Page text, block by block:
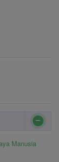
Manusia